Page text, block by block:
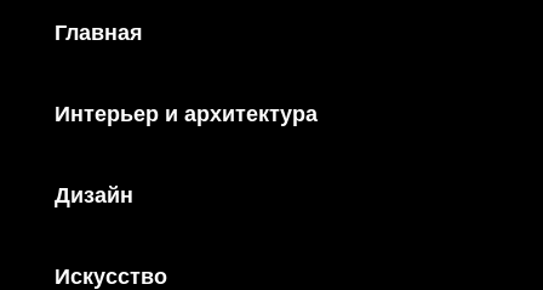
Главная
Интерьер и архитектура
Дизайн
Искусство